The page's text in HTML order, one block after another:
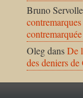
Bruno Servolle
OlegdansDe
des deniers